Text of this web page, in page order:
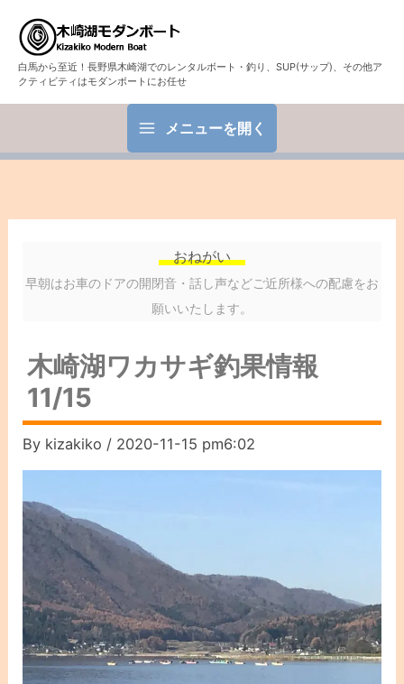
白馬から至近！長野県木崎湖でのレンタルボート・釣り、SUP(サップ)、その他ア
クティビティはモダンボートにお任せ
メニューを開く
おねがい
早朝はお車のドアの開閉音・話し声などご近所様への配慮をお
願いいたします。
木崎湖ワカサギ釣果情報
11/15
By kizakiko / 2020-11-15 pm6:02